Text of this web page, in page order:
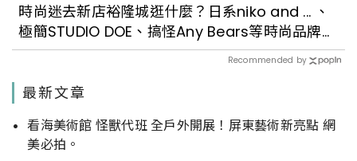
時尚迷去新店裕隆城逛什麼？日系niko and ... 、
極簡STUDIO DOE、搞怪Any Bears等時尚品牌推
薦
Recommended by
最新文章
看海美術館 怪獸代班 全戶外開展！屏東藝術新亮點 網
美必拍。